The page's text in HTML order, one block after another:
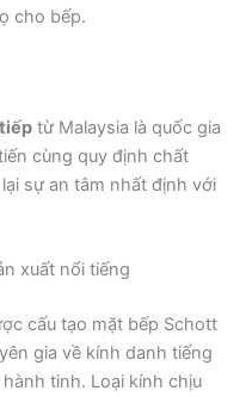
cho bếp.
từ Malaysia là quốc gia
cùng quy định chất
sự an tâm nhất định với
xuất nổi tiếng
cấu tạo mặt bếp Schott
gia về kính danh tiếng
tinh. Loại kính chịu